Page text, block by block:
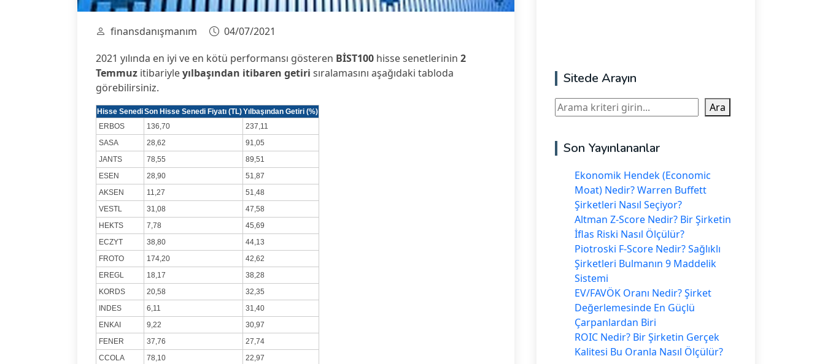
finansdanışmanım
04/07/2021
2021 yılında en iyi ve en kötü performansı gösteren BİST100 hisse senetlerinin 2
Temmuz itibariyleyılbaşından itibaren getiri sıralamasını aşağıdaki tabloda
görebilirsiniz.
Hisse SenediSon Hisse Senedi Fiyatı (TL)Yılbaşından Getiri (%)
ERBOS
136,70
237,11
SASA
28,62
91,05
JANTS
78,55
89,51
ESEN
28,90
51,87
AKSEN
11,27
51,48
VESTL
31,08
47,58
HEKTS
7,78
45,69
ECZYT
38,80
44,13
FROTO
174,20
42,62
EREGL
18,17
38,28
KORDS
20,58
32,35
INDES
6,11
31,40
ENKAI
9,22
30,97
FENER
37,76
27,74
CCOLA
78,10
22,97
Sitede Arayın
Ara Ara
Son Yayınlananlar
Ekonomik Hendek (Economic
Moat) Nedir? Warren Buffett
Şirketleri Nasıl Seçiyor?
Altman Z-Score Nedir? Bir Şirketin
İflas Riski Nasıl Ölçülür?
Piotroski F-Score Nedir? Sağlıklı
Şirketleri Bulmanın 9 Maddelik
Sistemi
EV/FAVÖK Oranı Nedir? Şirket
Değerlemesinde En Güçlü
Çarpanlardan Biri
ROIC Nedir? Bir Şirketin Gerçek
Kalitesi Bu Oranla Nasıl Ölçülür?